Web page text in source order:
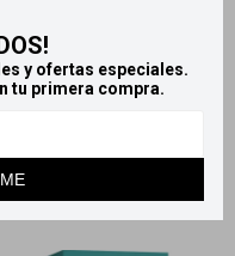
y ofertas especiales.
tu primera compra.
Reflugel antireflujo 360 ml
$ 1.171 $ 1.301